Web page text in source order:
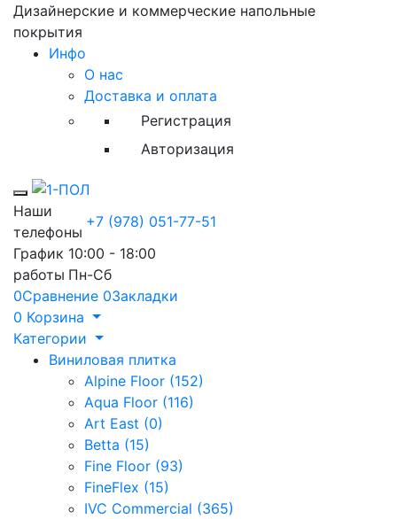
Дизайнерские и коммерческие напольные
покрытия
Инфо
О нас
Доставка и оплата
Регистрация
Авторизация
Toggle mobile menu
Наши
телефоны
+7 (978) 051-77-51
График
работы
10:00 - 18:00
Пн-Сб
0Сравнение 0Закладки
0 Корзина
Категории
Виниловая плитка
Alpine Floor (152)
Aqua Floor (116)
Art East (0)
Betta (15)
Fine Floor (93)
FineFlex (15)
IVC Commercial (365)